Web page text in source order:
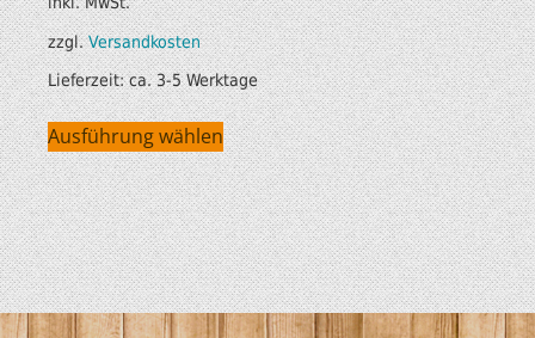
zzgl.Versandkosten
Lieferzeit:ca. 3-5 Werktage
Ausführung wählen